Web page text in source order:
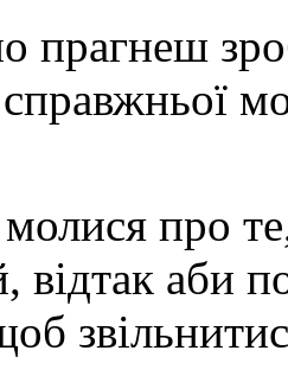
прагнеш
про
відтак аби